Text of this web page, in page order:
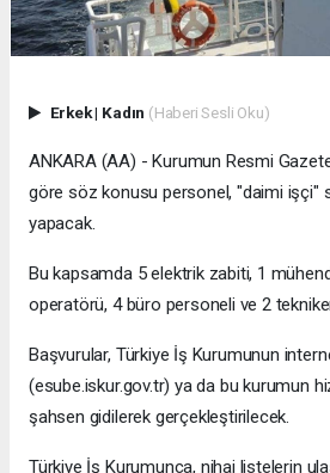
Erkek| Kadın (Haberi Sesli Oku)
ANKARA (AA) - Kurumun Resmi
göre söz konusu personel, "daimi işçi"
yapacak.
Bu kapsamda 5 elektrik zabiti, 1
operatörü, 4 büro personeli ve 2
Başvurular, Türkiye İş Kurumunun
(esube.iskur.gov.tr) ya da bu kurumun
şahsen gidilerek gerçekleştirilecek.
Türkiye İş Kurumunca, nihai listelerin